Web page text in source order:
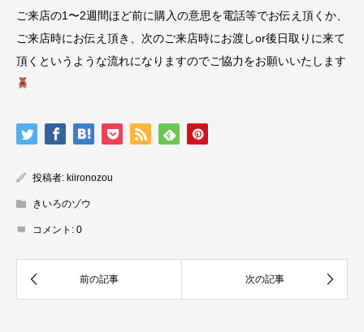
ご来店の1〜2週間ほど前に購入の意思を電話等でお伝え頂くか、
ご来店時にお伝え頂き、次のご来店時にお渡しor後日取りに来て
頂くというような流れになりますのでご協力をお願いいたします
投稿者: kiironozou
きいろのゾウ
コメント: 0